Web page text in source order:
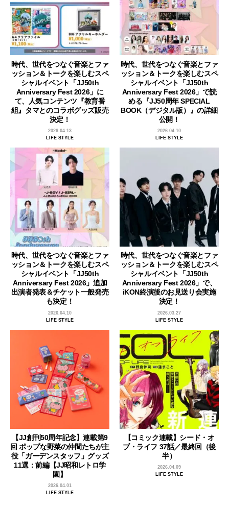
時代、世代をつなぐ音楽とファ
ッション＆トークを楽しむスペ
シャルイベント「JJ50th
Anniversary Fest 2026」に
て、人気コンテンツ『教育番
組』タマとのコラボグッズ販売
決定！
2026.04.13
LIFE STYLE
時代、世代をつなぐ音楽とファ
ッション＆トークを楽しむスペ
シャルイベント「JJ50th
Anniversary Fest 2026」で読
める『JJ50周年 SPECIAL
BOOK（デジタル版）』の詳細
公開！
2026.04.10
LIFE STYLE
時代、世代をつなぐ音楽とファ
ッション＆トークを楽しむスペ
シャルイベント「JJ50th
Anniversary Fest 2026」追加
出演者発表＆チケット一般発売
も決定！
2026.04.10
LIFE STYLE
時代、世代をつなぐ音楽とファ
ッション＆トークを楽しむスペ
シャルイベント「JJ50th
Anniversary Fest 2026」で、
iKON終演後のお見送り会実施
決定！
2026.03.27
LIFE STYLE
【JJ創刊50周年記念】連載第9
回 ポップな野菜の仲間たちが主
役「ガーデンスタッフ」グッズ
11選：前編【JJ昭和レトロ学
園】
2026.04.01
LIFE STYLE
【コミック連載】シード・オ
ブ・ライフ 37話／最終回（後
半）
2026.04.09
LIFE STYLE